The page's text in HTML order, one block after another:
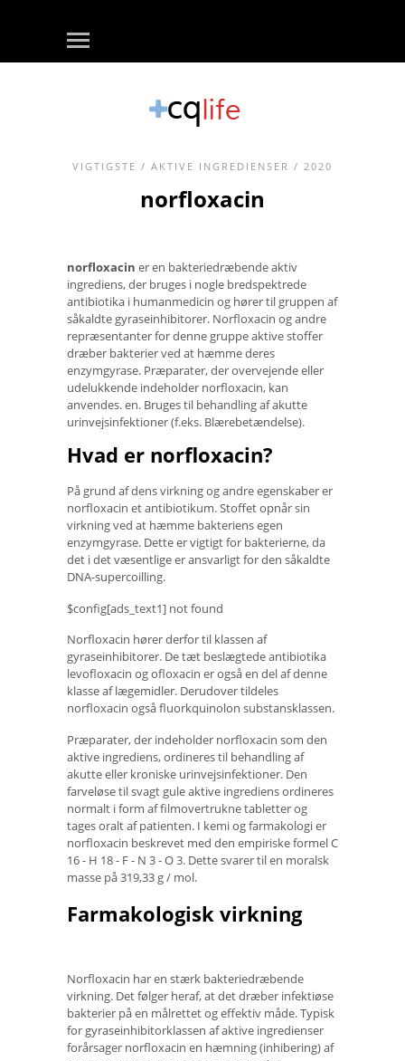
VIGTIGSTE / AKTIVE INGREDIENSER / 2020
norfloxacin
norfloxacin er en bakteriedræbende aktiv
ingrediens, der bruges i nogle bredspektrede
antibiotika i humanmedicin og hører til gruppen af
​​såkaldte gyraseinhibitorer. Norfloxacin og andre
repræsentanter for denne gruppe aktive stoffer
dræber bakterier ved at hæmme deres
enzymgyrase. Præparater, der overvejende eller
udelukkende indeholder norfloxacin, kan
anvendes. en. Bruges til behandling af akutte
urinvejsinfektioner (f.eks. Blærebetændelse).
Hvad er norfloxacin?
På grund af dens virkning og andre egenskaber er
norfloxacin et antibiotikum. Stoffet opnår sin
virkning ved at hæmme bakteriens egen
enzymgyrase. Dette er vigtigt for bakterierne, da
det i det væsentlige er ansvarligt for den såkaldte
DNA-supercoilling.
$config[ads_text1] not found
Norfloxacin hører derfor til klassen af ​​
gyraseinhibitorer. De tæt beslægtede antibiotika
levofloxacin og ofloxacin er også en del af denne
klasse af lægemidler. Derudover tildeles
norfloxacin også fluorkquinolon substansklassen.
Præparater, der indeholder norfloxacin som den
aktive ingrediens, ordineres til behandling af
akutte eller kroniske urinvejsinfektioner. Den
farveløse til svagt gule aktive ingrediens ordineres
normalt i form af filmovertrukne tabletter og
tages oralt af patienten. I kemi og farmakologi er
norfloxacin beskrevet med den empiriske formel C
16 - H 18 - F - N 3 - O 3. Dette svarer til en moralsk
masse på 319,33 g / mol.
Farmakologisk virkning
Norfloxacin har en stærk bakteriedræbende
virkning. Det følger heraf, at det dræber infektiøse
bakterier på en målrettet og effektiv måde. Typisk
for gyraseinhibitorklassen af ​​aktive ingredienser
forårsager norfloxacin en hæmning (inhibering) af